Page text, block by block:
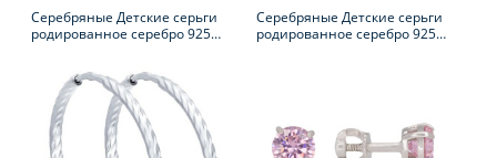
Серебряные Детские серьги
родированное серебро 925
Серебряные Детские серьги
родированное серебро 925